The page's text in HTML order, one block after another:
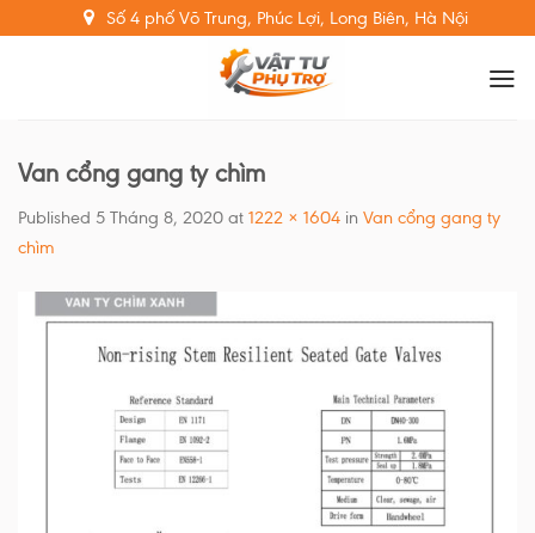
to
Số 4 phố Võ Trung, Phúc Lợi, Long Biên, Hà Nội
Van cổng gang ty chìm
Published 5 Tháng 8, 2020 at 1222 × 1604 in Van cổng gang ty
chìm